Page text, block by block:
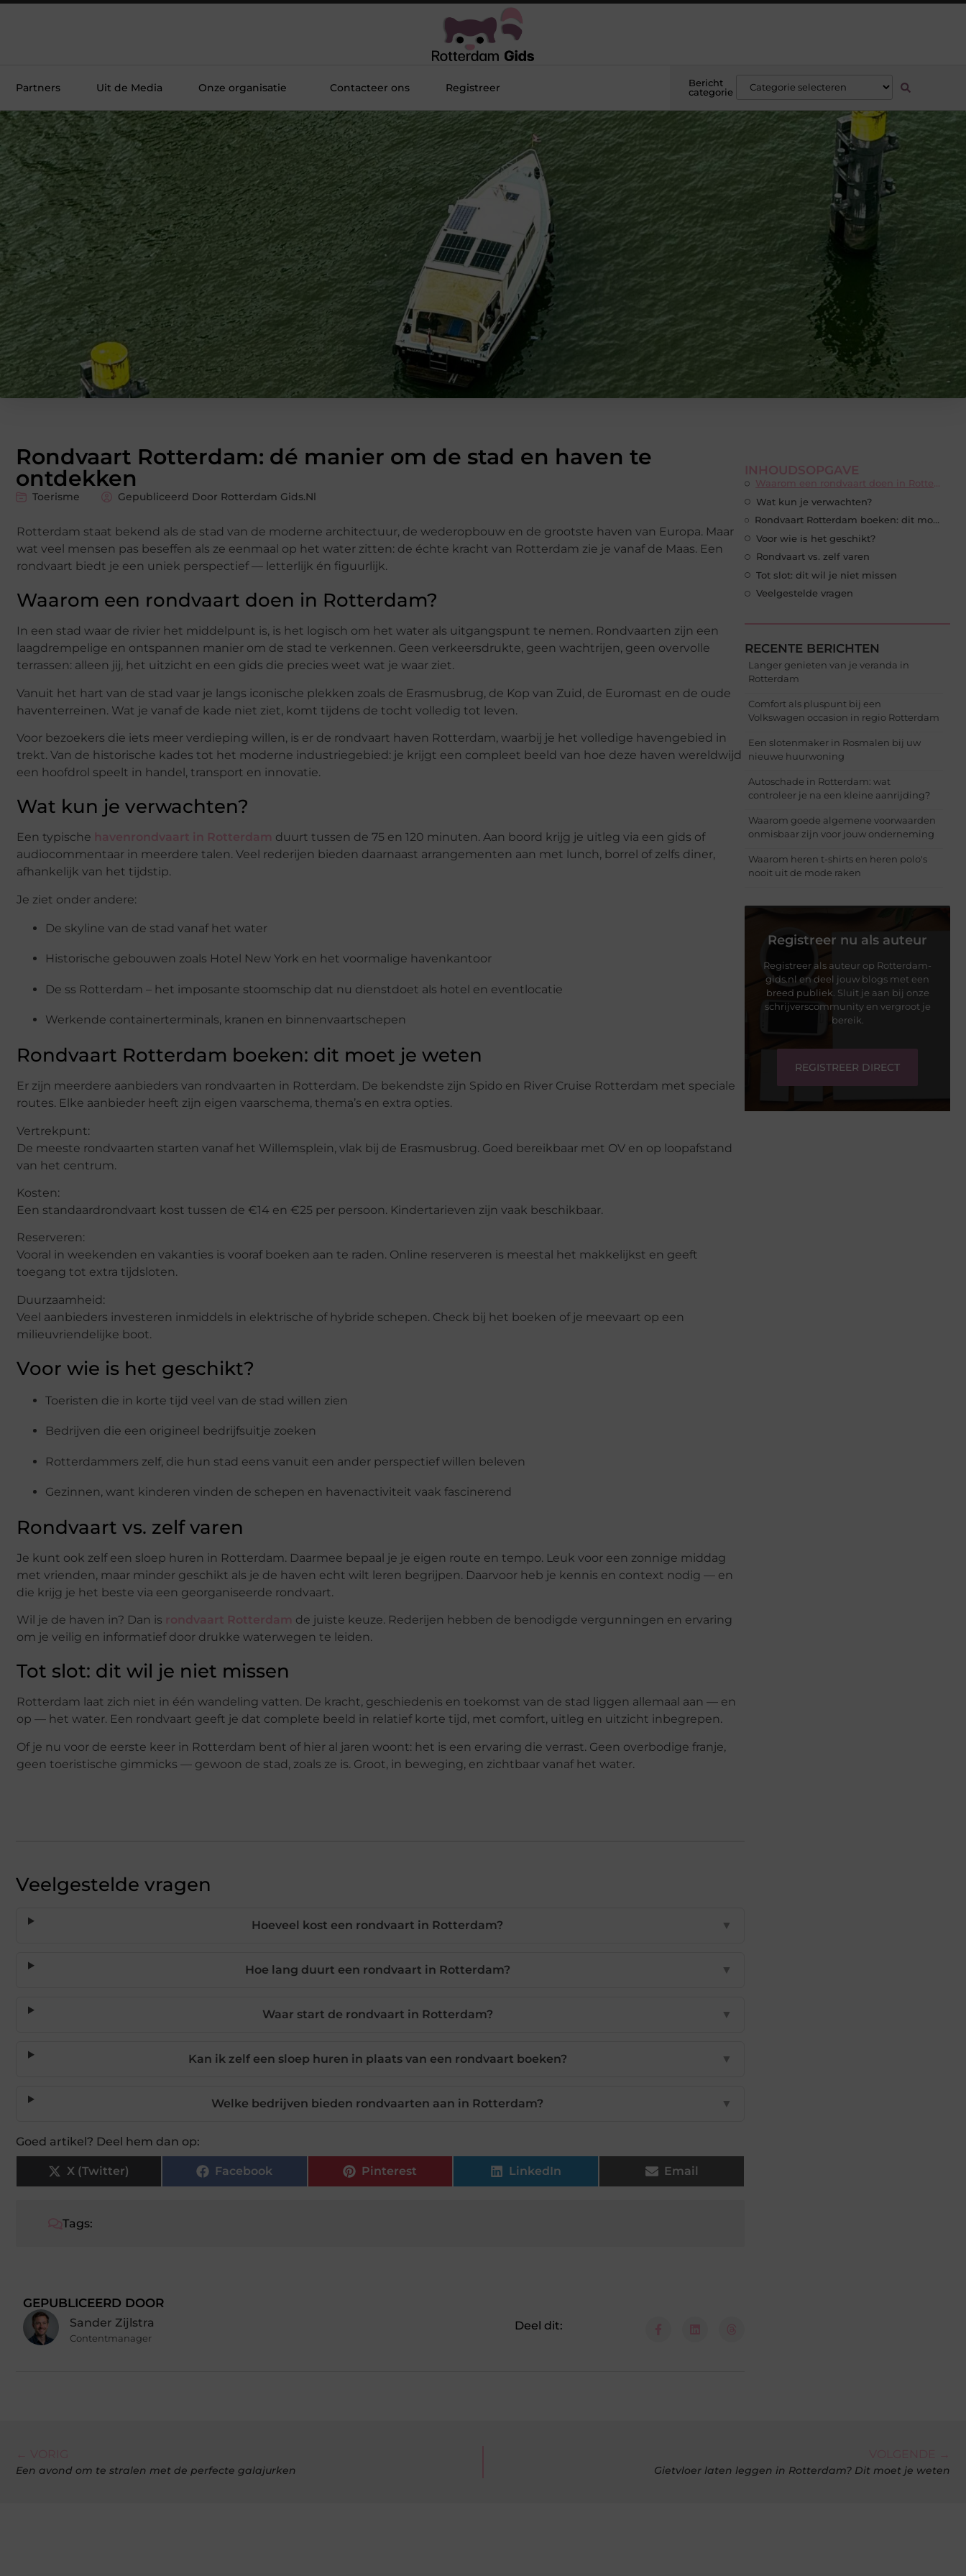
Partners Uit de Media Onze organisatie Contacteer ons Registreer
Bericht
categorie
Rondvaart Rotterdam: dé manier om de stad en haven te
ontdekken
Toerisme Gepubliceerd Door Rotterdam Gids.nl
Rotterdam staat bekend als de stad van de moderne architectuur, de wederopbouw en de grootste haven van Europa. Maar
wat veel mensen pas beseffen als ze eenmaal op het water zitten: de échte kracht van Rotterdam zie je vanaf de Maas. Een
rondvaart biedt je een uniek perspectief — letterlijk én figuurlijk.
Waarom een rondvaart doen in Rotterdam?
In een stad waar de rivier het middelpunt is, is het logisch om het water als uitgangspunt te nemen. Rondvaarten zijn een
laagdrempelige en ontspannen manier om de stad te verkennen. Geen verkeersdrukte, geen wachtrijen, geen overvolle
terrassen: alleen jij, het uitzicht en een gids die precies weet wat je waar ziet.
Vanuit het hart van de stad vaar je langs iconische plekken zoals de Erasmusbrug, de Kop van Zuid, de Euromast en de oude
haventerreinen. Wat je vanaf de kade niet ziet, komt tijdens de tocht volledig tot leven.
Voor bezoekers die iets meer verdieping willen, is er de rondvaart haven Rotterdam, waarbij je het volledige havengebied in
trekt. Van de historische kades tot het moderne industriegebied: je krijgt een compleet beeld van hoe deze haven wereldwijd
een hoofdrol speelt in handel, transport en innovatie.
Wat kun je verwachten?
Een typische havenrondvaart in Rotterdam duurt tussen de 75 en 120 minuten. Aan boord krijg je uitleg via een gids of
audiocommentaar in meerdere talen. Veel rederijen bieden daarnaast arrangementen aan met lunch, borrel of zelfs diner,
afhankelijk van het tijdstip.
Je ziet onder andere:
De skyline van de stad vanaf het water
Historische gebouwen zoals Hotel New York en het voormalige havenkantoor
De ss Rotterdam – het imposante stoomschip dat nu dienstdoet als hotel en eventlocatie
Werkende containerterminals, kranen en binnenvaartschepen
Rondvaart Rotterdam boeken: dit moet je weten
Er zijn meerdere aanbieders van rondvaarten in Rotterdam. De bekendste zijn Spido en River Cruise Rotterdam met speciale
routes. Elke aanbieder heeft zijn eigen vaarschema, thema’s en extra opties.
Vertrekpunt:
De meeste rondvaarten starten vanaf het Willemsplein, vlak bij de Erasmusbrug. Goed bereikbaar met OV en op loopafstand
van het centrum.
Kosten:
Een standaardrondvaart kost tussen de €14 en €25 per persoon. Kindertarieven zijn vaak beschikbaar.
Reserveren:
Vooral in weekenden en vakanties is vooraf boeken aan te raden. Online reserveren is meestal het makkelijkst en geeft
toegang tot extra tijdsloten.
Duurzaamheid:
Veel aanbieders investeren inmiddels in elektrische of hybride schepen. Check bij het boeken of je meevaart op een
milieuvriendelijke boot.
Voor wie is het geschikt?
Toeristen die in korte tijd veel van de stad willen zien
Bedrijven die een origineel bedrijfsuitje zoeken
Rotterdammers zelf, die hun stad eens vanuit een ander perspectief willen beleven
Gezinnen, want kinderen vinden de schepen en havenactiviteit vaak fascinerend
Rondvaart vs. zelf varen
Je kunt ook zelf een sloep huren in Rotterdam. Daarmee bepaal je je eigen route en tempo. Leuk voor een zonnige middag
met vrienden, maar minder geschikt als je de haven echt wilt leren begrijpen. Daarvoor heb je kennis en context nodig — en
die krijg je het beste via een georganiseerde rondvaart.
Wil je de haven in? Dan is rondvaart Rotterdam de juiste keuze. Rederijen hebben de benodigde vergunningen en ervaring
om je veilig en informatief door drukke waterwegen te leiden.
Tot slot: dit wil je niet missen
Rotterdam laat zich niet in één wandeling vatten. De kracht, geschiedenis en toekomst van de stad liggen allemaal aan — en
op — het water. Een rondvaart geeft je dat complete beeld in relatief korte tijd, met comfort, uitleg en uitzicht inbegrepen.
Of je nu voor de eerste keer in Rotterdam bent of hier al jaren woont: het is een ervaring die verrast. Geen overbodige franje,
geen toeristische gimmicks — gewoon de stad, zoals ze is. Groot, in beweging, en zichtbaar vanaf het water.
Veelgestelde vragen
Hoeveel kost een rondvaart in Rotterdam? ▼
Hoe lang duurt een rondvaart in Rotterdam? ▼
Waar start de rondvaart in Rotterdam? ▼
Kan ik zelf een sloep huren in plaats van een rondvaart boeken? ▼
Welke bedrijven bieden rondvaarten aan in Rotterdam? ▼
Goed artikel? Deel hem dan op:
X (Twitter) Facebook Pinterest LinkedIn Email
Tags:
GEPUBLICEERD DOOR
Sander Zijlstra
Contentmanager
Deel dit:
INHOUDSOPGAVE
Waarom een rondvaart doen in Rotterdam?
Wat kun je verwachten?
Rondvaart Rotterdam boeken: dit moet je weten
Voor wie is het geschikt?
Rondvaart vs. zelf varen
Tot slot: dit wil je niet missen
Veelgestelde vragen
RECENTE BERICHTEN
Langer genieten van je veranda in
Rotterdam
Comfort als pluspunt bij een
Volkswagen occasion in regio Rotterdam
Een slotenmaker in Rosmalen bij uw
nieuwe huurwoning
Autoschade in Rotterdam: wat
controleer je na een kleine aanrijding?
Waarom goede algemene voorwaarden
onmisbaar zijn voor jouw onderneming
Waarom heren t-shirts en heren polo's
nooit uit de mode raken
Registreer nu als auteur
Registreer als auteur op Rotterdam-
gids.nl en deel jouw blogs met een
breed publiek. Sluit je aan bij onze
schrijverscommunity en vergroot je
bereik.
REGISTREER DIRECT
← VORIG
Een avond om te stralen met de perfecte galajurken
VOLGENDE →
Gietvloer laten leggen in Rotterdam? Dit moet je weten